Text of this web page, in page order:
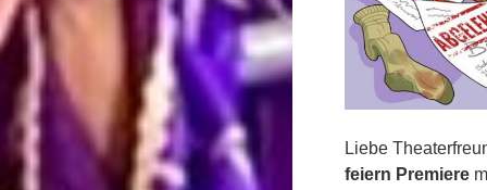
Liebe
feiern Premiere